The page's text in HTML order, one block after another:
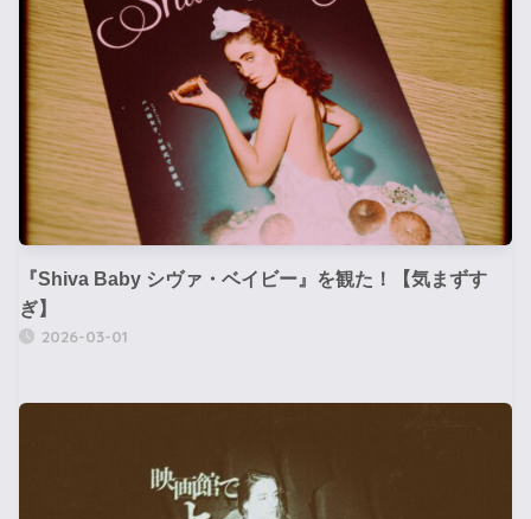
『Shiva Baby シヴァ・ベイビー』を観た！【気まずす
ぎ】
2026-03-01